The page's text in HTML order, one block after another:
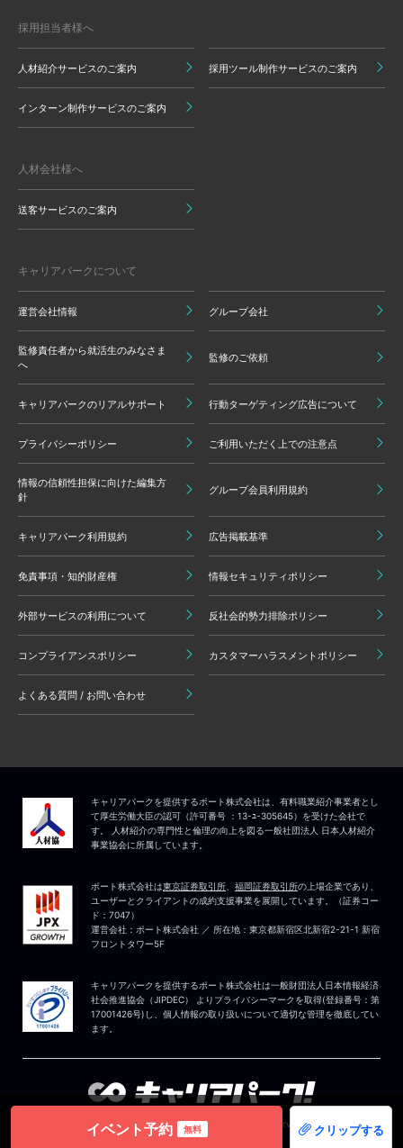
イベント予約 無料 クリップする
採用担当者様へ
人材紹介サービスのご案内 採用ツール制作サービスのご案内
インターン制作サービスのご案内
人材会社様へ
送客サービスのご案内
キャリアパークについて
運営会社情報 グループ会社
監修責任者から就活生のみなさま
へ
監修のご依頼
キャリアパークのリアルサポート 行動ターゲティング広告について
プライバシーポリシー ご利用いただく上での注意点
情報の信頼性担保に向けた編集方
針
グループ会員利用規約
キャリアパーク利用規約 広告掲載基準
免責事項・知的財産権 情報セキュリティポリシー
外部サービスの利用について 反社会的勢力排除ポリシー
コンプライアンスポリシー カスタマーハラスメントポリシー
よくある質問 / お問い合わせ